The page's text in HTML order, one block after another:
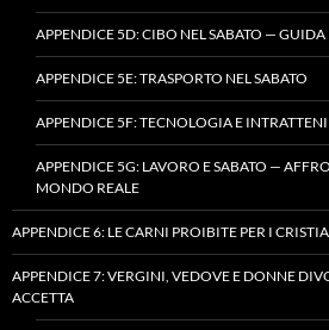
APPENDICE 5D: CIBO NEL SABATO — GUIDA
APPENDICE 5E: TRASPORTO NEL SABATO
APPENDICE 5F: TECNOLOGIA E
APPENDICE 5G: LAVORO E SABATO —
MONDO REALE
APPENDICE 6: LE CARNI PROIBITE PER I
APPENDICE 7: VERGINI, VEDOVE E DONNE
ACCETTA